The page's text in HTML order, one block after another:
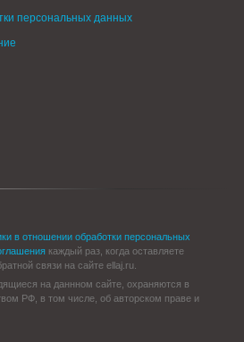
персональных данных
в отношении обработки персональных
каждый раз, когда оставляете
связи на сайте ellaj.ru.
на даннном сайте, охраняются в
РФ, в том числе, об авторском праве и